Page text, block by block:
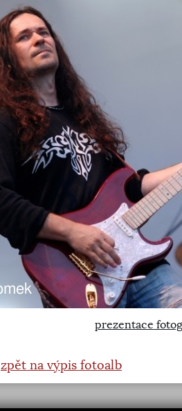
prezentace
zpět na výpis fotoalb